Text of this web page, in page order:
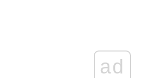
ad